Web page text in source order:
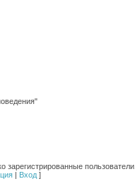
зарегистрированные пользователи.
| Вход ]